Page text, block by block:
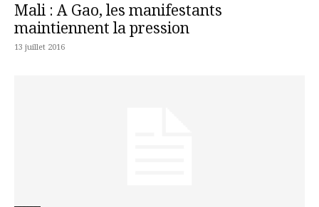
Mali : A Gao, les manifestants
maintiennent la pression
13 juillet 2016